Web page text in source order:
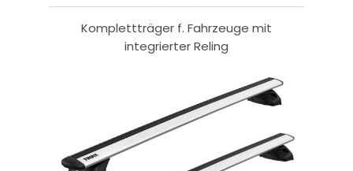
Komplettträger f. Fahrzeuge mit
integrierter Reling